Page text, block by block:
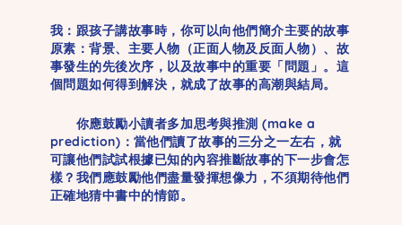
我： 跟孩子講故事時，你可以向他們簡介主要的故事
原素：背景、主要人物（正面人物及反面人物）、故
事發生的先後次序，以及故事中的重要「問題」。這
個問題如何得到解決，就成了故事的高潮與結局。
你應鼓勵小讀者多加思考與推測 (make a
prediction) ：當他們讀了故事的三分之一左右，就
可讓他們試試根據已知的內容推斷故事的下一步會怎
樣？我們應鼓勵他們盡量發揮想像力，不須期待他們
正確地猜中書中的情節。